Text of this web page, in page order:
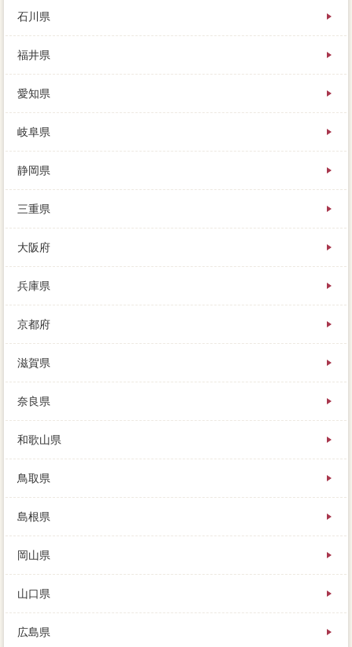
石川県
福井県
愛知県
岐阜県
静岡県
三重県
大阪府
兵庫県
京都府
滋賀県
奈良県
和歌山県
鳥取県
島根県
岡山県
山口県
広島県